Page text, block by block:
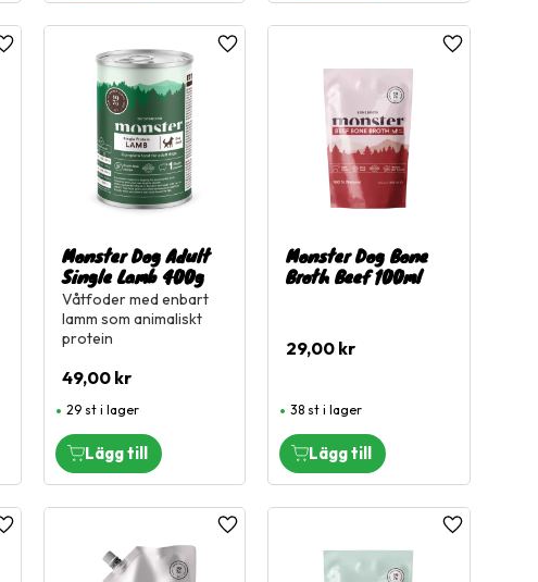
Lägg till i favoriter
Monster Dog Adult
Single Lamb 400g
Våtfoder med enbart
lamm som animaliskt
protein
49,00kr
Lägg till i favoriter
29 st i lager
Monster Dog Bone
Broth Beef 100ml
29,00 kr
Lägg till i
38 st i lager
Lägg till i favoriter Lägg till i favoriter Lägg till i